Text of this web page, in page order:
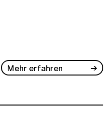
Mehr erfahren